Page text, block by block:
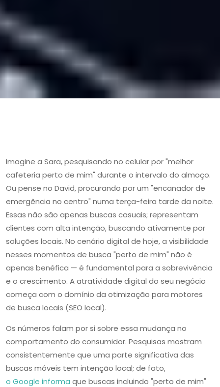
Imagine a Sara, pesquisando no celular por "melhor
cafeteria perto de mim" durante o intervalo do almoço.
Ou pense no David, procurando por um "encanador de
emergência no centro" numa terça-feira tarde da noite.
Essas não são apenas buscas casuais; representam
clientes com alta intenção, buscando ativamente por
soluções locais. No cenário digital de hoje, a visibilidade
nesses momentos de busca "perto de mim" não é
apenas benéfica — é fundamental para a sobrevivência
e o crescimento. A atratividade digital do seu negócio
começa com o domínio da otimização para motores
de busca locais (SEO local).
Os números falam por si sobre essa mudança no
comportamento do consumidor. Pesquisas mostram
consistentemente que uma parte significativa das
buscas móveis tem intenção local; de fato,
o Google informa que buscas incluindo "perto de mim"